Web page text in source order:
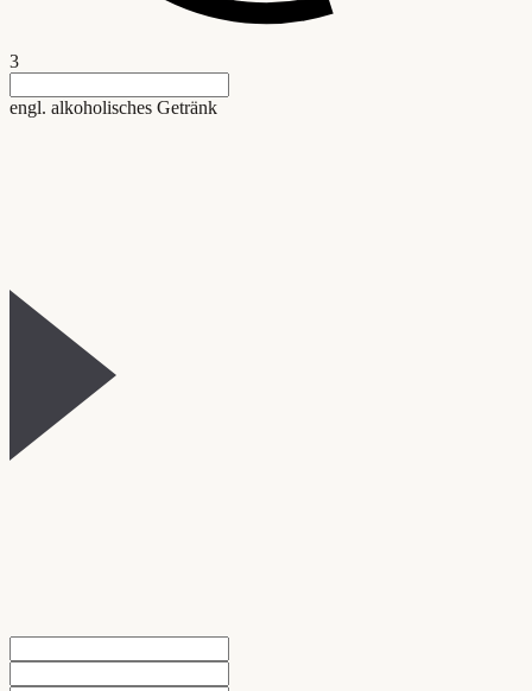
3
engl. alkoholisches Getränk